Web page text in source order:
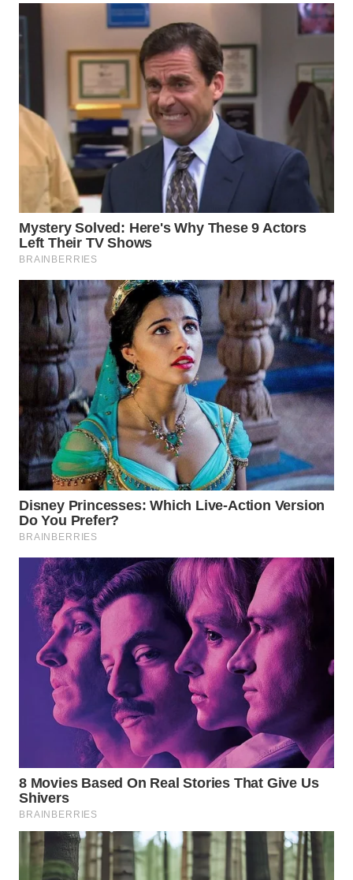
SAMOSIR
PADANG
LAWAS
WN
SUMEDANG
WN
CIANJUR
WN
KEPULAUAN
SERIBU
WN
TANGERANG
WN
BINJAI
WN
CIREBON
WN
INDRAMAYU
WN
KUNINGAN
WN
MAJALENGKA
WN
SUBANG
SUKABUMI
WN
PURWAKARTA